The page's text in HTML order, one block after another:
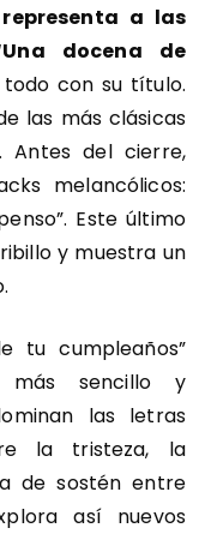
a las
docena de
con su título.
las más clásicas
Antes del cierre,
melancólicos:
Este último
y muestra un
tu cumpleaños”
más sencillo y
las letras
la tristeza, la
de sostén entre
así nuevos